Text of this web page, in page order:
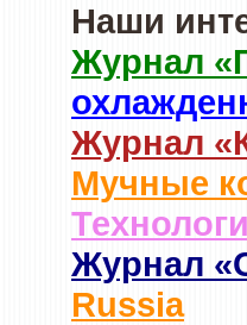
Наши
Журнал
Журнал
Мучные
Журнал
Russia